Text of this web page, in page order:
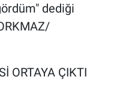
dediği
ORTAYA ÇIKTI